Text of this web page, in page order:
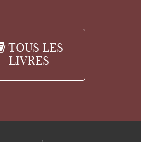
TOUS LES
LIVRES